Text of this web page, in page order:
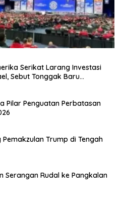
Serikat Larang Investasi
Sebut Tonggak Baru
Pilar Penguatan Perbatasan
Trump di Tengah
Serangan Rudal ke Pangkalan